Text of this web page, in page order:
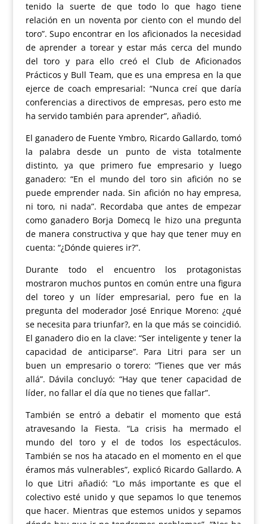
tenido la suerte de que todo lo que hago tiene
relación en un noventa por ciento con el mundo del
toro”. Supo encontrar en los aficionados la necesidad
de aprender a torear y estar más cerca del mundo
del toro y para ello creó el Club de Aficionados
Prácticos y Bull Team, que es una empresa en la que
ejerce de coach empresarial: “Nunca creí que daría
conferencias a directivos de empresas, pero esto me
ha servido también para aprender”, añadió.
El ganadero de Fuente Ymbro, Ricardo Gallardo, tomó
la palabra desde un punto de vista totalmente
distinto, ya que primero fue empresario y luego
ganadero: “En el mundo del toro sin afición no se
puede emprender nada. Sin afición no hay empresa,
ni toro, ni nada”. Recordaba que antes de empezar
como ganadero Borja Domecq le hizo una pregunta
de manera constructiva y que hay que tener muy en
cuenta: “¿Dónde quieres ir?”.
Durante todo el encuentro los protagonistas
mostraron muchos puntos en común entre una figura
del toreo y un líder empresarial, pero fue en la
pregunta del moderador José Enrique Moreno: ¿qué
se necesita para triunfar?, en la que más se coincidió.
El ganadero dio en la clave: “Ser inteligente y tener la
capacidad de anticiparse”. Para Litri para ser un
buen un empresario o torero: “Tienes que ver más
allá”. Dávila concluyó: “Hay que tener capacidad de
líder, no fallar el día que no tienes que fallar”.
También se entró a debatir el momento que está
atravesando la Fiesta. “La crisis ha mermado el
mundo del toro y el de todos los espectáculos.
También se nos ha atacado en el momento en el que
éramos más vulnerables”, explicó Ricardo Gallardo. A
lo que Litri añadió: “Lo más importante es que el
colectivo esté unido y que sepamos lo que tenemos
que hacer. Mientras que estemos unidos y sepamos